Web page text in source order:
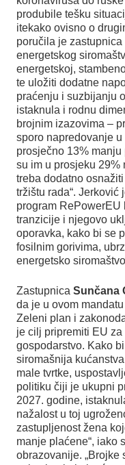
produbile tešku
itekako ovisno o
poručila je
energetskog
energetskoj,
te uložiti dodatne
praćenju i suzbijanju
istaknula i rodnu
brojnim izazovima –
sporo napredovanje
prosječno 13%
su im u prosjeku 29%
treba dodatno
tržištu rada“.
program RePowerEU
tranzicije i njegovo
oporavka, kako bi se
fosilnim gorivima,
energetsko
Zastupnica Sunčana
da je u ovom
Zeleni plan i
je cilj pripremiti EU
gospodarstvo. Kako
siromašnija
male tvrtke,
politiku čiji je ukupni
2027. godine,
nažalost u toj
zastupljenost žena
manje plaćene“, iako
obrazovanije. „Brojke